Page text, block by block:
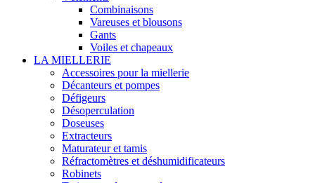
Combinaisons
Vareuses et blousons
Gants
Voiles et chapeaux
LA MIELLERIE
Accessoires pour la miellerie
Décanteurs et pompes
Défigeurs
Désoperculation
Doseuses
Extracteurs
Maturateur et tamis
Réfractomètres et déshumidificateurs
Robinets